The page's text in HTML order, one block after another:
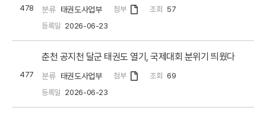
478 분류 태권도사업부 첨부 조회
57
등록일 2026-06-23
477 분류 태권도사업부
춘천 공지천 달군 태권도 열기, 국제대회 분위기 띄웠다
첨부 조회
69
등록일 2026-06-23